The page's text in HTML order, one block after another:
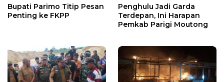
Bupati Parimo Titip Pesan
Penting ke FKPP
Penghulu Jadi Garda
Terdepan, Ini Harapan
Pemkab Parigi Moutong